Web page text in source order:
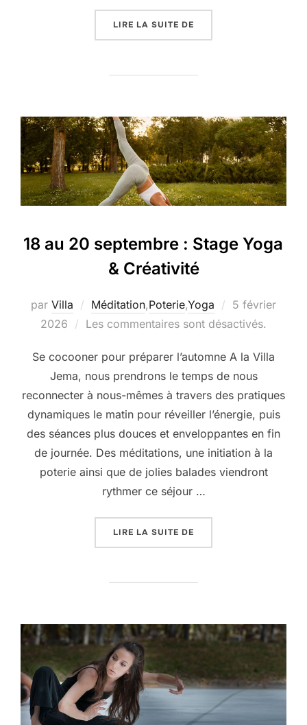
LIRE LA SUITE DE
18 au 20 septembre : Stage Yoga
& Créativité
par Villa Méditation,Poterie,Yoga
Publié
le
5 février
2026
Les commentaires sont désactivés.
Se cocooner pour préparer l’automne A la Villa
Jema, nous prendrons le temps de nous
reconnecter à nous-mêmes à travers des pratiques
dynamiques le matin pour réveiller l’énergie, puis
des séances plus douces et enveloppantes en fin
de journée. Des méditations, une initiation à la
poterie ainsi que de jolies balades viendront
rythmer ce séjour …
LIRE LA SUITE DE